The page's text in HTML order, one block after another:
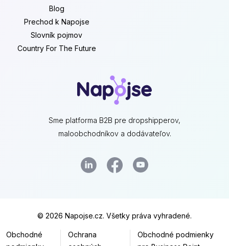
Sme platforma B2B pre dropshipperov,
maloobchodníkov a dodávateľov.
Blog
Prechod k Napojse
Slovník pojmov
Country For The Future
© 2026 Napojse.cz. Všetky práva vyhradené.
Obchodné
Ochrana
Obchodné podmienky